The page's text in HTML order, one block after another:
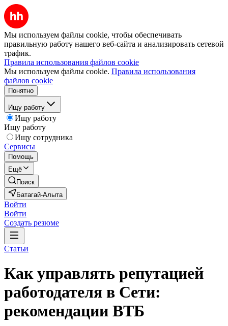
Мы используем файлы cookie, чтобы обеспечивать
правильную работу нашего веб-сайта и анализировать сетевой
трафик.
Правила использования файлов cookie
Мы используем файлы cookie. Правила использования
файлов cookie
Понятно
Ищу работу
Ищу работу
Ищу работу
Ищу сотрудника
Сервисы
Помощь
Ещё
Поиск
Батагай-Алыта
Войти
Войти
Создать резюме
Статьи
Как управлять репутацией
работодателя в Сети:
рекомендации ВТБ